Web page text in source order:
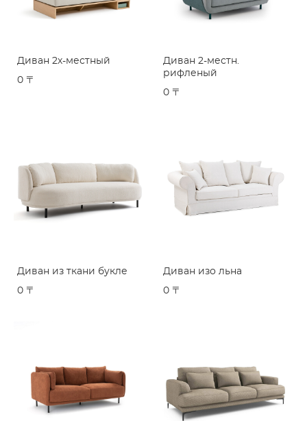
Диван 2х-местный
0 〒
Диван 2-местн.
рифленый
0 〒
Диван из ткани букле
0 〒
Диван изо льна
0 〒